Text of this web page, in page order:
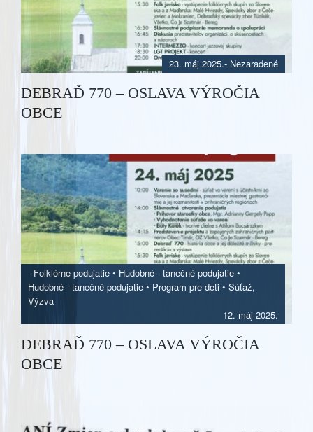
- Nezaradené
23. máj 2025.
DEBRAĎ 770 – OSLAVA VÝROČIA
OBCE
- Folklórne podujatie • Hudobné - tanečné podujatie •
Hudobné - tanečné podujatie • Program pre deti • Súťaž,
Výzva
12. máj 2025.
DEBRAĎ 770 – OSLAVA VÝROČIA
OBCE